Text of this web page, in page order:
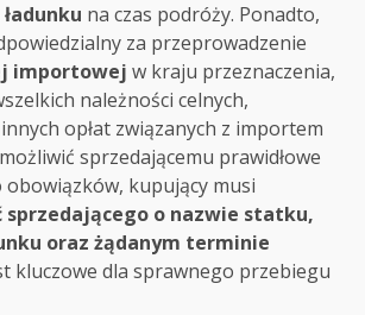
na czas podróży. Ponadto,
za przeprowadzenie
importowej w kraju przeznaczenia,
należności celnych,
opłat związanych z importem
sprzedającemu prawidłowe
kupujący musi
o nazwie statku,
oraz żądanym terminie
kluczowe dla sprawnego przebiegu